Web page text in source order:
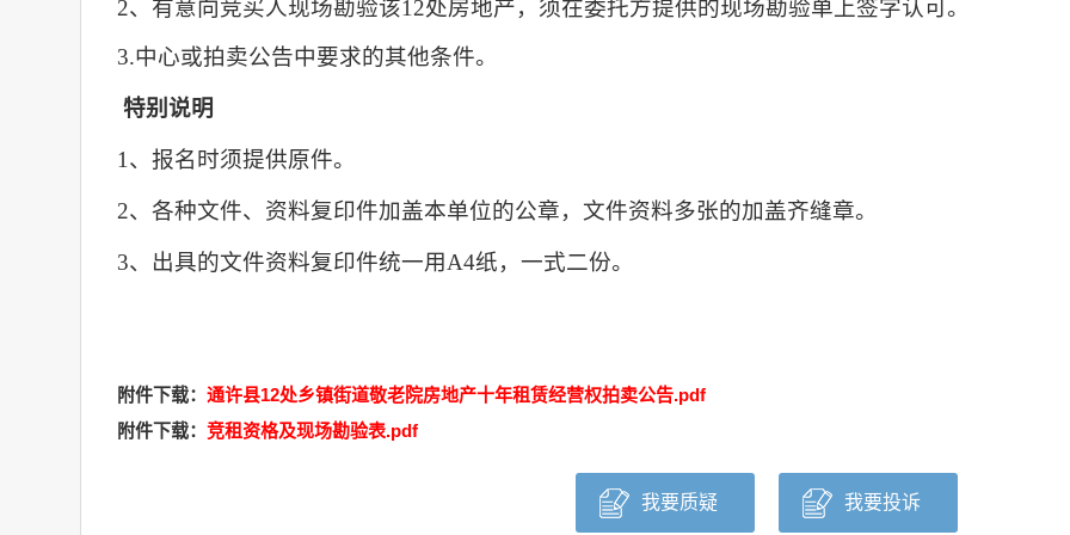
2、 有意向竞买人现场勘验该12处房地产，须在委托方提供的现场勘验单上签字认可。
3.中心或拍卖公告中要求的其他条件。
特别说明
1、报名时须提供原件。
2、各种文件、资料复印件加盖本单位的公章，文件资料多张的加盖齐缝章。
3、出具的文件资料复印件统一用A4纸，一式二份。
附件下载： 通许县12处乡镇街道敬老院房地产十年租赁经营权拍卖公告.pdf
附件下载： 竞租资格及现场勘验表.pdf
我要质疑 我要投诉